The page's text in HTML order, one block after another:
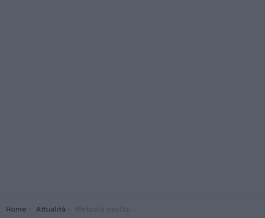
You are here:
Home Attualità Metsola esulta per l’accordo UE: “Rimpatri più rapidi e coerenti”